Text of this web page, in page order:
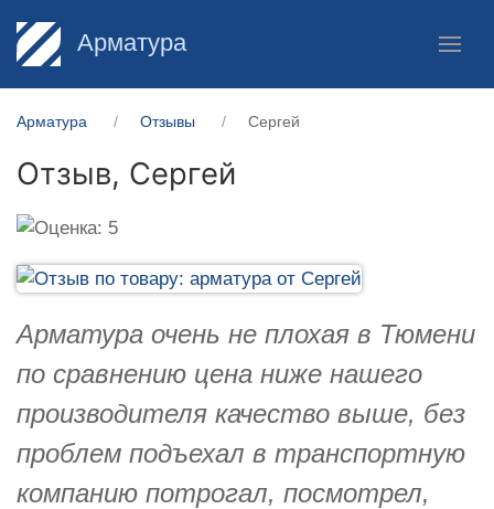
Арматура
Арматура Отзывы Сергей
Отзыв, Сергей
Арматура очень не плохая в Тюмени
по сравнению цена ниже нашего
производителя качество выше, без
проблем подъехал в транспортную
компанию потрогал, посмотрел,